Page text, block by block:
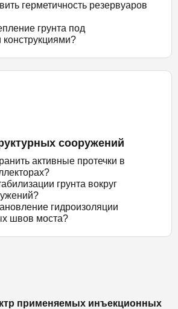
герметичность резервуаров
грунта под
сооружений
активные протечки в
грунта вокруг
гидроизоляции
швов моста?
применяемых инъекционных